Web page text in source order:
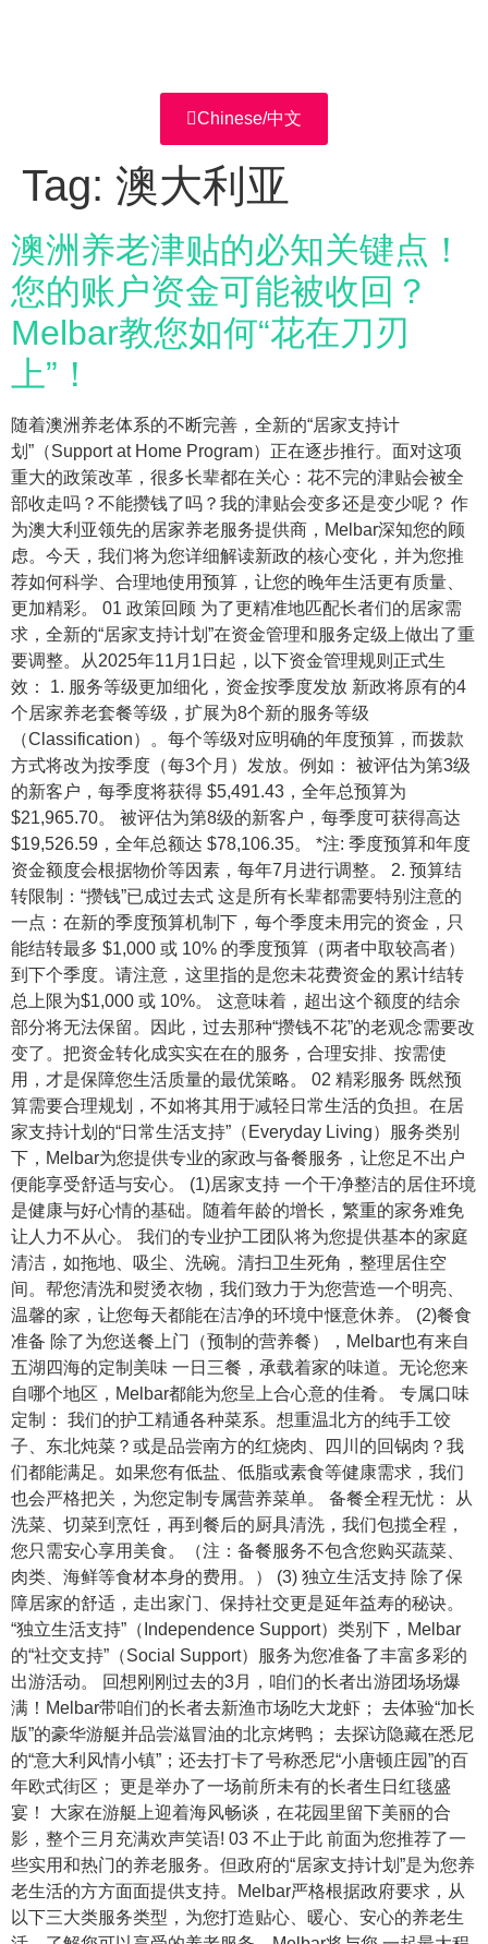
Chinese/中文
Tag: 澳大利亚
澳洲养老津贴的必知关键点！
您的账户资金可能被收回？
Melbar教您如何“花在刀刃
上”！
随着澳洲养老体系的不断完善，全新的“居家支持计
划”（Support at Home Program）正在逐步推行。面对这项
重大的政策改革，很多长辈都在关心：花不完的津贴会被全
部收走吗？不能攒钱了吗？我的津贴会变多还是变少呢？ 作
为澳大利亚领先的居家养老服务提供商，Melbar深知您的顾
虑。今天，我们将为您详细解读新政的核心变化，并为您推
荐如何科学、合理地使用预算，让您的晚年生活更有质量、
更加精彩。 01 政策回顾 为了更精准地匹配长者们的居家需
求，全新的“居家支持计划”在资金管理和服务定级上做出了重
要调整。从2025年11月1日起，以下资金管理规则正式生
效： 1. 服务等级更加细化，资金按季度发放 新政将原有的4
个居家养老套餐等级，扩展为8个新的服务等级
（Classification）。每个等级对应明确的年度预算，而拨款
方式将改为按季度（每3个月）发放。例如： 被评估为第3级
的新客户，每季度将获得 $5,491.43，全年总预算为
$21,965.70。 被评估为第8级的新客户，每季度可获得高达
$19,526.59，全年总额达 $78,106.35。 *注: 季度预算和年度
资金额度会根据物价等因素，每年7月进行调整。 2. 预算结
转限制：“攒钱”已成过去式 这是所有长辈都需要特别注意的
一点：在新的季度预算机制下，每个季度未用完的资金，只
能结转最多 $1,000 或 10% 的季度预算（两者中取较高者）
到下个季度。请注意，这里指的是您未花费资金的累计结转
总上限为$1,000 或 10%。 这意味着，超出这个额度的结余
部分将无法保留。因此，过去那种“攒钱不花”的老观念需要改
变了。把资金转化成实实在在的服务，合理安排、按需使
用，才是保障您生活质量的最优策略。 02 精彩服务 既然预
算需要合理规划，不如将其用于减轻日常生活的负担。在居
家支持计划的“日常生活支持”（Everyday Living）服务类别
下，Melbar为您提供专业的家政与备餐服务，让您足不出户
便能享受舒适与安心。 (1)居家支持 一个干净整洁的居住环境
是健康与好心情的基础。随着年龄的增长，繁重的家务难免
让人力不从心。 我们的专业护工团队将为您提供基本的家庭
清洁，如拖地、吸尘、洗碗。清扫卫生死角，整理居住空
间。帮您清洗和熨烫衣物，我们致力于为您营造一个明亮、
温馨的家，让您每天都能在洁净的环境中惬意休养。 (2)餐食
准备 除了为您送餐上门（预制的营养餐），Melbar也有来自
五湖四海的定制美味 一日三餐，承载着家的味道。无论您来
自哪个地区，Melbar都能为您呈上合心意的佳肴。 专属口味
定制： 我们的护工精通各种菜系。想重温北方的纯手工饺
子、东北炖菜？或是品尝南方的红烧肉、四川的回锅肉？我
们都能满足。如果您有低盐、低脂或素食等健康需求，我们
也会严格把关，为您定制专属营养菜单。 备餐全程无忧： 从
洗菜、切菜到烹饪，再到餐后的厨具清洗，我们包揽全程，
您只需安心享用美食。（注：备餐服务不包含您购买蔬菜、
肉类、海鲜等食材本身的费用。） (3) 独立生活支持 除了保
障居家的舒适，走出家门、保持社交更是延年益寿的秘诀。
“独立生活支持”（Independence Support）类别下，Melbar
的“社交支持”（Social Support）服务为您准备了丰富多彩的
出游活动。 回想刚刚过去的3月，咱们的长者出游团场场爆
满！Melbar带咱们的长者去新渔市场吃大龙虾； 去体验“加长
版”的豪华游艇并品尝滋冒油的北京烤鸭； 去探访隐藏在悉尼
的“意大利风情小镇”；还去打卡了号称悉尼“小唐顿庄园”的百
年欧式街区； 更是举办了一场前所未有的长者生日红毯盛
宴！ 大家在游艇上迎着海风畅谈，在花园里留下美丽的合
影，整个三月充满欢声笑语! 03 不止于此 前面为您推荐了一
些实用和热门的养老服务。但政府的“居家支持计划”是为您养
老生活的方方面面提供支持。Melbar严格根据政府要求，从
以下三大类服务类型，为您打造贴心、暖心、安心的养老生